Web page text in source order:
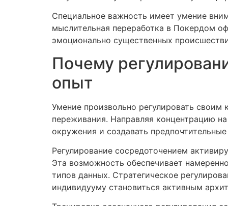
Специальное важность имеет умение
мыслительная переработка в Покердом
эмоционально существенных
Почему
опыт
Умение произвольно регулировать
переживания. Направляя концентрацию
окружения и создавать
Регулирование сосредоточением
Эта возможность обеспечивает
типов данных. Стратегическое
индивидууму становиться активным